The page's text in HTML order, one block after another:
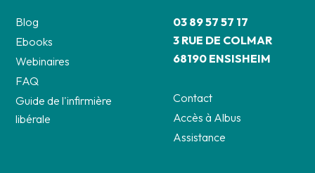
Blog
Ebooks
Webinaires
FAQ
Guide de l'infirmière
libérale
03 89 57 57 17
3 RUE DE COLMAR
68190 ENSISHEIM
Contact
Accès à Albus
Assistance